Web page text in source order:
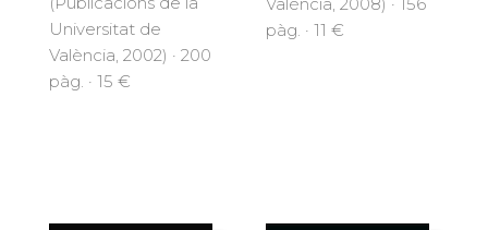
Universitat de
València, 2002) · 200
pàg. · 15 €
pàg. · 11 €